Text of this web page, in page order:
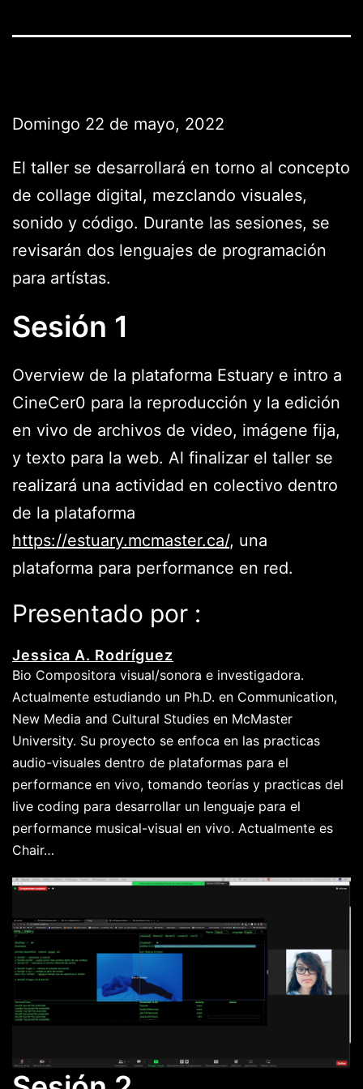
Domingo 22 de mayo, 2022
El taller se desarrollará en torno al concepto
de collage digital, mezclando visuales,
sonido y código. Durante las sesiones, se
revisarán dos lenguajes de programación
para artístas.
Sesión 1
Overview de la plataforma Estuary e intro a
CineCer0 para la reproducción y la edición
en vivo de archivos de video, imágene fija,
y texto para la web. Al finalizar el taller se
realizará una actividad en colectivo dentro
de la plataforma
https://estuary.mcmaster.ca/, una
plataforma para performance en red.
Presentado por :
Jessica A. Rodríguez
Bio Compositora visual/sonora e investigadora.
Actualmente estudiando un Ph.D. en Communication,
New Media and Cultural Studies en McMaster
University. Su proyecto se enfoca en las practicas
audio-visuales dentro de plataformas para el
performance en vivo, tomando teorías y practicas del
live coding para desarrollar un lenguaje para el
performance musical-visual en vivo. Actualmente es
Chair…